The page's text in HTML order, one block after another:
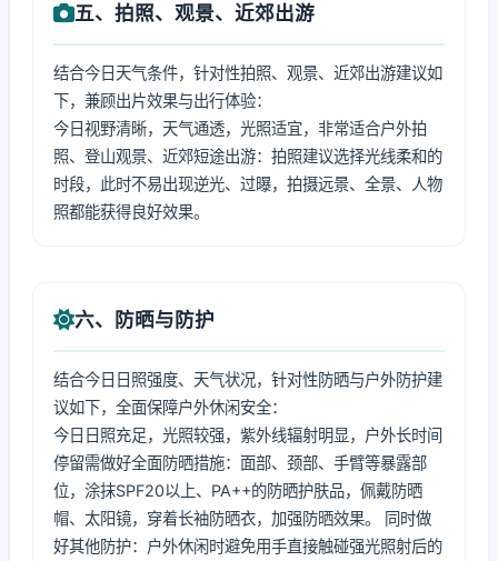
五、拍照、观景、近郊出游
结合今日天气条件，针对性拍照、观景、近郊出游建议如
下，兼顾出片效果与出行体验：
今日视野清晰，天气通透，光照适宜，非常适合户外拍
照、登山观景、近郊短途出游：拍照建议选择光线柔和的
时段，此时不易出现逆光、过曝，拍摄远景、全景、人物
照都能获得良好效果。
六、防晒与防护
结合今日日照强度、天气状况，针对性防晒与户外防护建
议如下，全面保障户外休闲安全：
今日日照充足，光照较强，紫外线辐射明显，户外长时间
停留需做好全面防晒措施：面部、颈部、手臂等暴露部
位，涂抹SPF20以上、PA++的防晒护肤品，佩戴防晒
帽、太阳镜，穿着长袖防晒衣，加强防晒效果。 同时做
好其他防护：户外休闲时避免用手直接触碰强光照射后的